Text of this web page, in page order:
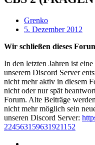
Grenko
5. Dezember 2012
Wir schließen dieses
In den letzten Jahren ist
unserem Discord Server
nicht mehr aktiv in diesem
nicht oder nur spät
Forum. Alte Beiträge
nicht mehr möglich sein
unseren Discord Server:
224563159631921152